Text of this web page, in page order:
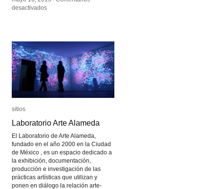
desactivadosen
desactivadosen
sitios
Laboratorio Arte Alameda
El Laboratorio de Arte Alameda,
fundado en el año 2000 en la Ciudad
de México , es un espacio dedicado a
la exhibición, documentación,
producción e investigación de las
prácticas artísticas que utilizan y
ponen en diálogo la relación arte-
sitios
Laboratorio Arte Alameda